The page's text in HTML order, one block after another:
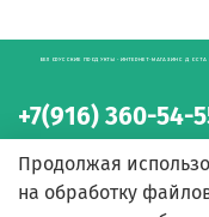
+7(916) 360-54-
БЕЛОРУССКИЕ ПРОДУКТЫ - ИНТЕРНЕТ-МАГАЗИН С
Продолжая
на обработку